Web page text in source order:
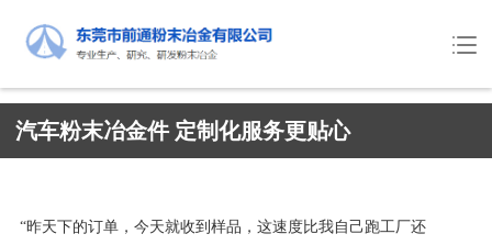
汽车粉末冶金件 定制化服务更贴心
“昨天下的订单，今天就收到样品，这速度比我自己跑工厂还